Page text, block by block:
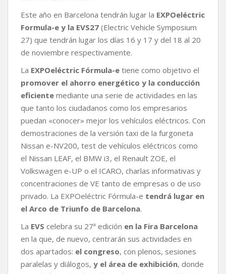
c
e
b
o
o
i
t
t
e
r
a
t
s
A
p
p
y
L
i
n
m
p
a
r
t
r
Este año en Barcelona tendrán lugar la EXPOeléctric
Formula-e y la EVS27 (Electric Vehicle Symposium
27) que tendrán lugar los días 16 y 17 y del 18 al 20
de noviembre respectivamente.
La EXPOeléctric Fórmula-e tiene como objetivo el
promover el ahorro energético y la conducción
eficiente mediante una serie de actividades en las
que tanto los ciudadanos como los empresarios
puedan «conocer» mejor los vehículos eléctricos. Con
demostraciones de la versión taxi de la furgoneta
Nissan e-NV200, test de vehículos eléctricos como
el Nissan LEAF, el BMW i3, el Renault ZOE, el
Volkswagen e-UP o el ICARO, charlas informativas y
concentraciones de VE tanto de empresas o de uso
privado. La EXPOeléctric Fórmula-e tendrá lugar en
el Arco de Triunfo de Barcelona.
La EVS celebra su 27ª edición en la Fira Barcelona
en la que, de nuevo, centrarán sus actividades en
dos apartados: el congreso, con plenos, sesiones
paralelas y diálogos, y el área de exhibición, donde